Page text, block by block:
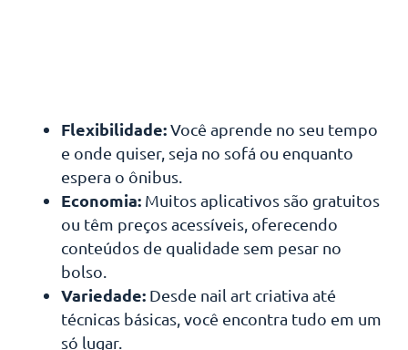
Flexibilidade:Você aprende no seu tempo
e onde quiser, seja no sofá ou enquanto
espera o ônibus.
Economia:Muitos aplicativos são gratuitos
ou têm preços acessíveis, oferecendo
conteúdos de qualidade sem pesar no
bolso.
Variedade:Desde nail art criativa até
técnicas básicas, você encontra tudo em um
só lugar.